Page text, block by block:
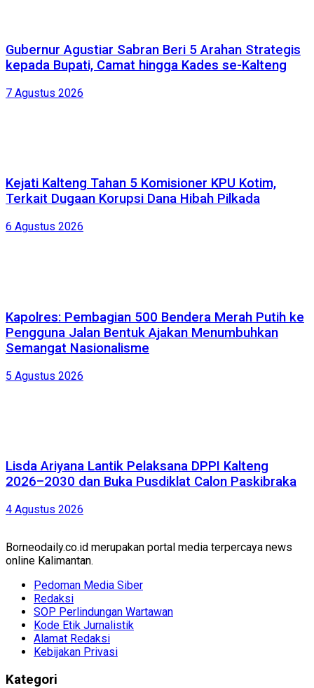
Gubernur Agustiar Sabran Beri 5 Arahan Strategis
kepada Bupati, Camat hingga Kades se-Kalteng
7 Agustus 2026
Kejati Kalteng Tahan 5 Komisioner KPU Kotim,
Terkait Dugaan Korupsi Dana Hibah Pilkada
6 Agustus 2026
Kapolres: Pembagian 500 Bendera Merah Putih ke
Pengguna Jalan Bentuk Ajakan Menumbuhkan
Semangat Nasionalisme
5 Agustus 2026
Lisda Ariyana Lantik Pelaksana DPPI Kalteng
2026–2030 dan Buka Pusdiklat Calon Paskibraka
4 Agustus 2026
Borneodaily.co.id merupakan portal media terpercaya news
online Kalimantan.
Pedoman Media Siber
Redaksi
SOP Perlindungan Wartawan
Kode Etik Jurnalistik
Alamat Redaksi
Kebijakan Privasi
Kategori